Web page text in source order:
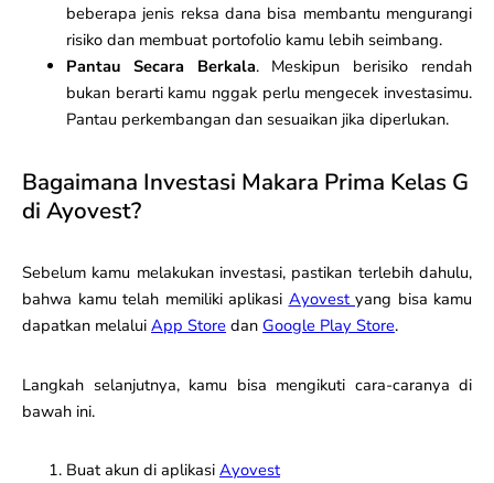
beberapa jenis reksa dana bisa membantu mengurangi
risiko dan membuat portofolio kamu lebih seimbang.
Pantau Secara Berkala. Meskipun berisiko rendah
bukan berarti kamu nggak perlu mengecek investasimu.
Pantau perkembangan dan sesuaikan jika diperlukan.
Bagaimana Investasi Makara Prima Kelas G
di Ayovest?
Sebelum kamu melakukan investasi, pastikan terlebih dahulu,
bahwa kamu telah memiliki aplikasi Ayovest yang bisa kamu
dapatkan melalui App Store dan Google Play Store.
Langkah selanjutnya, kamu bisa mengikuti cara-caranya di
bawah ini.
Buat akun di aplikasi Ayovest